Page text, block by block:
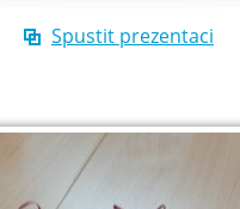
Spustit prezentaci